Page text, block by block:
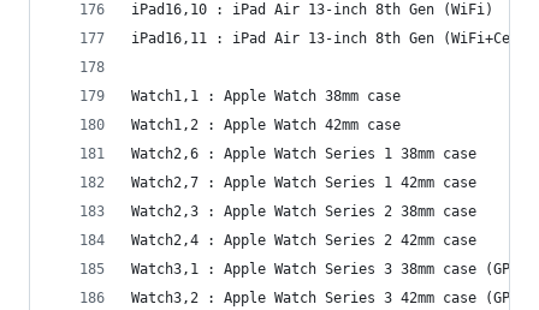
iPad16,10 : iPad Air 13-inch 8th Gen (WiFi)
iPad16,11 : iPad Air 13-inch 8th Gen
Watch1,1 : Apple Watch 38mm case
Watch1,2 : Apple Watch 42mm case
Watch2,6 : Apple Watch Series 1 38mm case
Watch2,7 : Apple Watch Series 1 42mm case
Watch2,3 : Apple Watch Series 2 38mm case
Watch2,4 : Apple Watch Series 2 42mm case
Watch3,1 : Apple Watch Series 3 38mm case
Watch3,2 : Apple Watch Series 3 42mm case